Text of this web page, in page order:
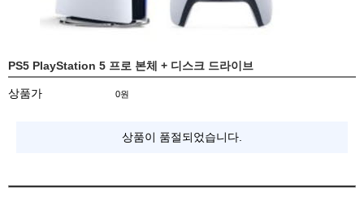
PS5 PlayStation 5 프로 본체 + 디스크 드라이브
상품가 0원
상품이 품절되었습니다.